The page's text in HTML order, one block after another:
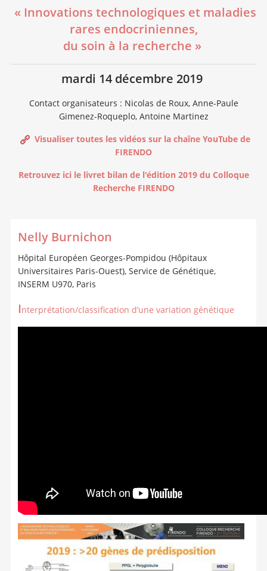
« Innovations technologiques et maladies
rares endocriniennes,
du soin à la recherche »
mardi 14 décembre 2019
Contact organisateurs : Nicolas de Roux, Anne-Paule
Gimenez-Roqueplo, Antoine Martinez
Visualiser toutes les vidéos sur la chaîne YouTube de
FIRENDO
Retrouvez ici le livret bilan de l'édition 2019 du Colloque
Recherche FIRENDO
Nelly Burnichon
Hôpital Européen Georges-Pompidou (Hôpitaux
Universitaires Paris-Ouest), Service de Génétique,
INSERM U970, Paris
Interprétation/classification d’une variation génétique